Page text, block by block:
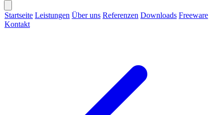
Startseite Leistungen Über uns Referenzen Downloads Freeware
Kontakt